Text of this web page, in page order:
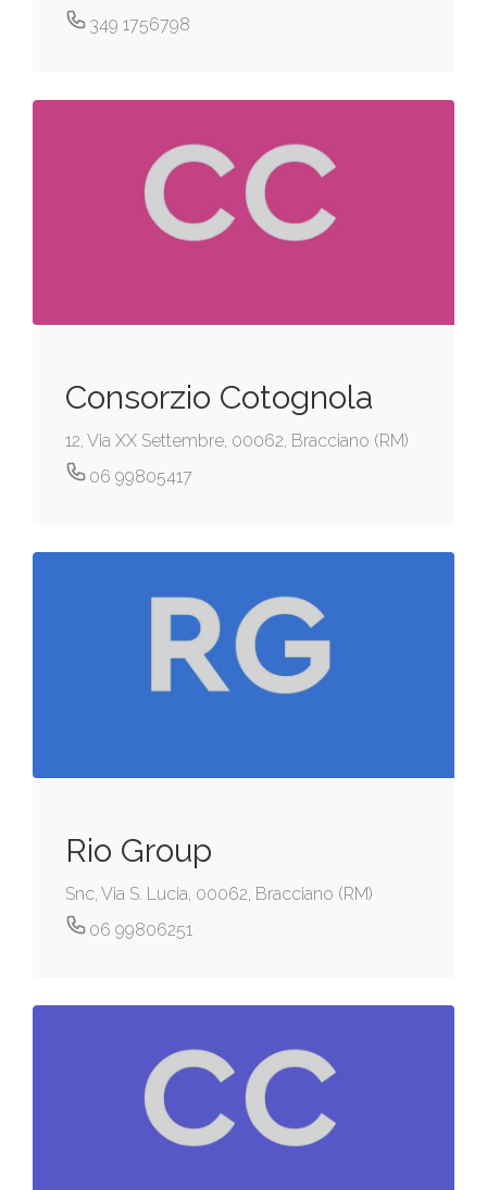
349 1756798
Consorzio Cotognola
12, Via XX Settembre, 00062, Bracciano (RM)
06 99805417
Rio Group
Snc, Via S. Lucia, 00062, Bracciano (RM)
06 99806251